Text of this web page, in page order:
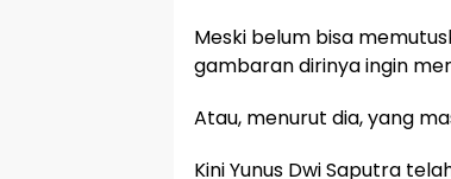
Meski belum bisa
gambaran dirinya ingin
Atau, menurut dia, yang
Kini Yunus Dwi Saputra